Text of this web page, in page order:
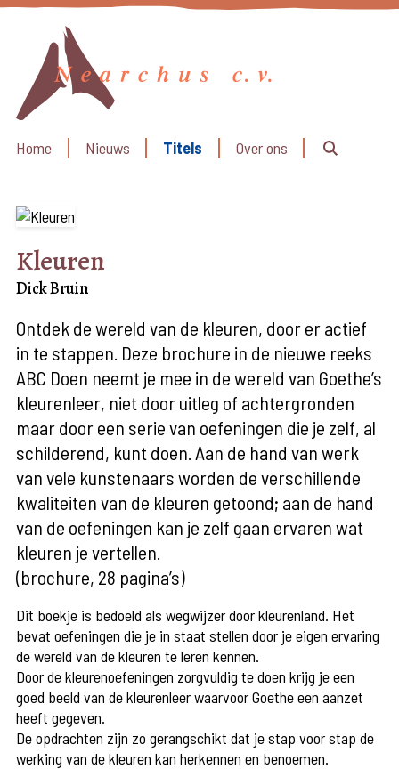
Home Nieuws Titels Over ons
Kleuren
Dick Bruin
Ontdek de wereld van de kleuren, door er actief
in te stappen. Deze brochure in de nieuwe reeks
ABC Doen neemt je mee in de wereld van Goethe’s
kleurenleer, niet door uitleg of achtergronden
maar door een serie van oefeningen die je zelf, al
schilderend, kunt doen. Aan de hand van werk
van vele kunstenaars worden de verschillende
kwaliteiten van de kleuren getoond; aan de hand
van de oefeningen kan je zelf gaan ervaren wat
kleuren je vertellen.
(brochure, 28 pagina’s)
Dit boekje is bedoeld als wegwijzer door kleurenland. Het
bevat oefeningen die je in staat stellen door je eigen ervaring
de wereld van de kleuren te leren kennen.
Door de kleurenoefeningen zorgvuldig te doen krijg je een
goed beeld van de kleurenleer waarvoor Goethe een aanzet
heeft gegeven.
De opdrachten zijn zo gerangschikt dat je stap voor stap de
werking van de kleuren kan herkennen en benoemen.